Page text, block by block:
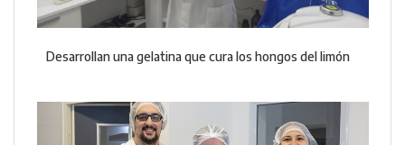
Desarrollan una gelatina que cura los hongos del limón